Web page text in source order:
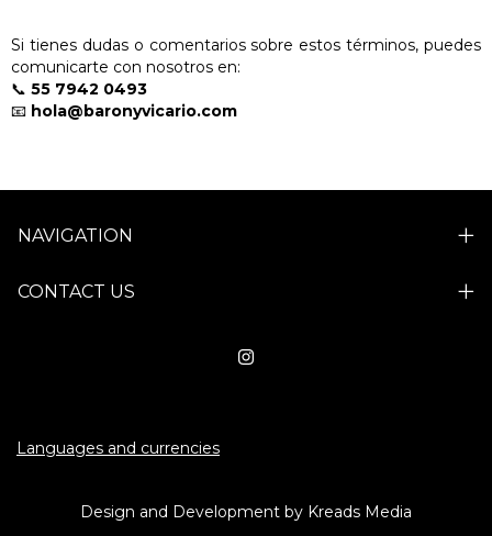
Si tienes dudas o comentarios sobre estos términos, puedes
comunicarte con nosotros en:
📞 55 7942 0493
📧 hola@baronyvicario.com
NAVIGATION
CONTACT US
Languages and currencies
Design and Development by Kreads Media